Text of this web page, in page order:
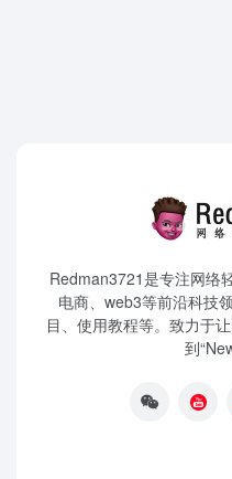
Redman3721是专注网络
电商、web3等前沿科技
目、使用教程等。致力于
到